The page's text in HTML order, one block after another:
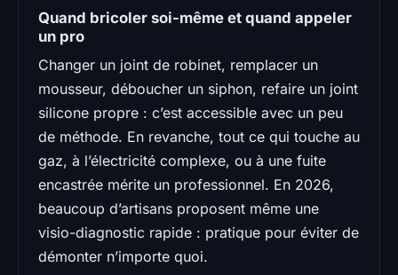
Quand bricoler soi-même et quand appeler
un pro
Changer un joint de robinet, remplacer un
mousseur, déboucher un siphon, refaire un joint
silicone propre : c’est accessible avec un peu
de méthode. En revanche, tout ce qui touche au
gaz, à l’électricité complexe, ou à une fuite
encastrée mérite un professionnel. En 2026,
beaucoup d’artisans proposent même une
visio-diagnostic rapide : pratique pour éviter de
démonter n’importe quoi.